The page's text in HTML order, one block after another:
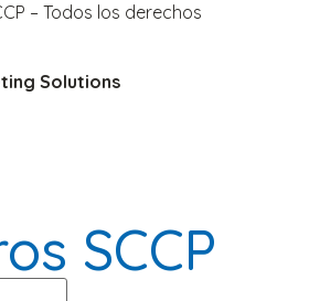
– Todos los derechos
Solutions
SCCP